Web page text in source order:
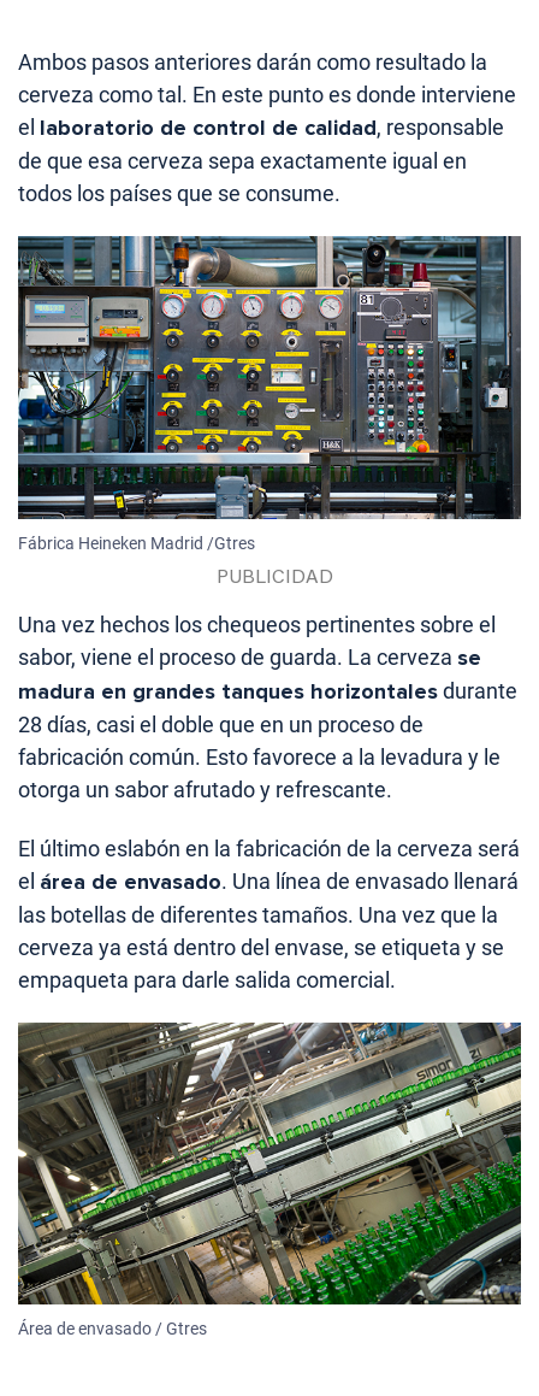
Ambos pasos anteriores darán como resultado la
cerveza como tal. En este punto es donde interviene
el laboratorio de control de calidad, responsable
de que esa cerveza sepa exactamente igual en
todos los países que se consume.
Fábrica Heineken Madrid /Gtres
Una vez hechos los chequeos pertinentes sobre el
sabor, viene el proceso de guarda. La cerveza se
madura en grandes tanques horizontalesdurante
28 días, casi el doble que en un proceso de
fabricación común. Esto favorece a la levadura y le
otorga un sabor afrutado y refrescante.
El último eslabón en la fabricación de la cerveza será
el área de envasado. Una línea de envasado llenará
las botellas de diferentes tamaños. Una vez que la
cerveza ya está dentro del envase, se etiqueta y se
empaqueta para darle salida comercial.
Área de envasado / Gtres